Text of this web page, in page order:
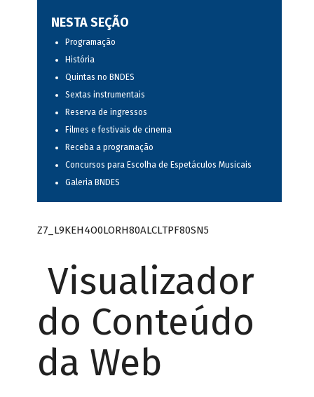
NESTA SEÇÃO
Programação
História
Quintas no BNDES
Sextas instrumentais
Reserva de ingressos
Filmes e festivais de cinema
Receba a programação
Concursos para Escolha de Espetáculos Musicais
Galeria BNDES
Z7_L9KEH4O0LORH80ALCLTPF80SN5
Visualizador
do Conteúdo
da Web